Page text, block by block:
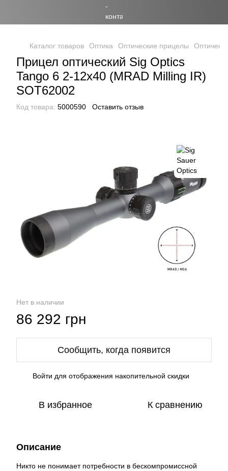
Каталог товаров Оптика Оптические прицелы
Прицел оптический Sig Optics
Tango 6 2-12x40 (MRAD Milling IR)
SOT62002
Код товара: 5000590 Оставить отзыв
Нет в наличии
86 292 грн
Сообщить, когда появится
Войти для отображения накопительной скидки
В избранное К сравнению
Описание
Никто не понимает потребности в бескомпромиссной